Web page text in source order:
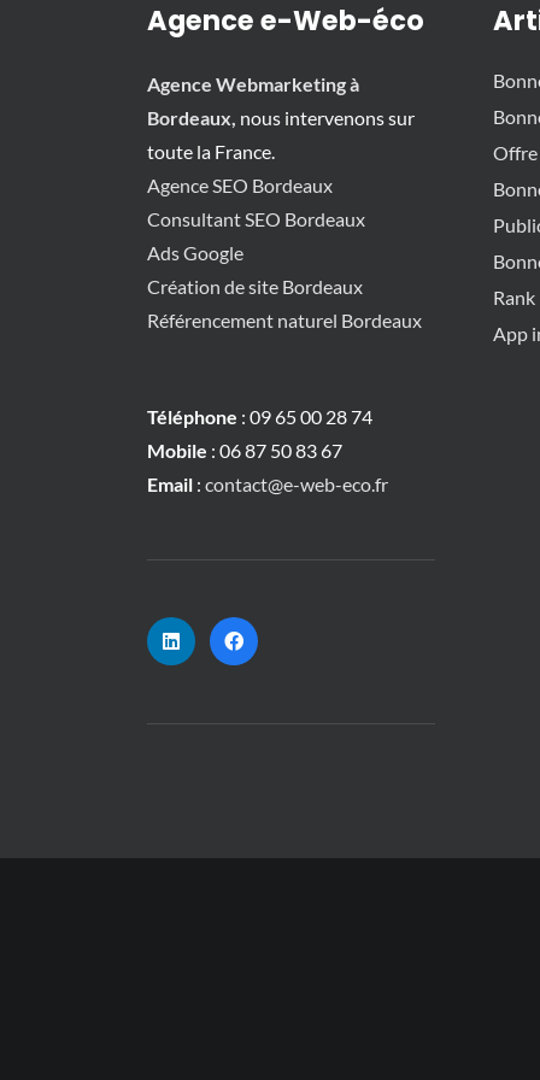
Agence e-Web-éco
Agence Webmarketing à
Bordeaux, nous intervenons sur
toute la France.
Agence SEO Bordeaux
Consultant SEO Bordeaux
Ads Google
Création de site Bordeaux
Référencement naturel Bordeaux
Téléphone : 09 65 00 28 74
Mobile : 06 87 50 83 67
Email : contact@e-web-eco.fr
Offre
App